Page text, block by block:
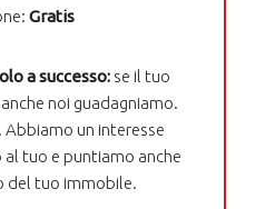
Gratis
a successo: se il tuo
noi guadagniamo.
Abbiamo un interesse
tuo e puntiamo anche
del tuo immobile.